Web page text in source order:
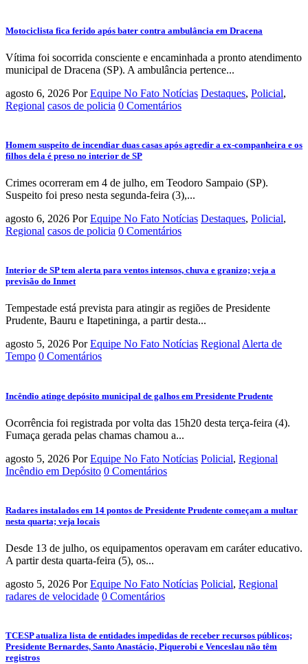
Motociclista fica ferido após bater contra ambulância em Dracena
Vítima foi socorrida consciente e encaminhada a pronto atendimento
municipal de Dracena (SP). A ambulância pertence...
agosto 6, 2026 Por Equipe No Fato Notícias Destaques, Policial,
Regional casos de policia 0 Comentários
Homem suspeito de incendiar duas casas após agredir a ex-companheira e os
filhos dela é preso no interior de SP
Crimes ocorreram em 4 de julho, em Teodoro Sampaio (SP).
Suspeito foi preso nesta segunda-feira (3),...
agosto 6, 2026 Por Equipe No Fato Notícias Destaques, Policial,
Regional casos de policia 0 Comentários
Interior de SP tem alerta para ventos intensos, chuva e granizo; veja a
previsão do Inmet
Tempestade está prevista para atingir as regiões de Presidente
Prudente, Bauru e Itapetininga, a partir desta...
agosto 5, 2026 Por Equipe No Fato Notícias RegionalAlerta de
Tempo 0 Comentários
Incêndio atinge depósito municipal de galhos em Presidente Prudente
Ocorrência foi registrada por volta das 15h20 desta terça-feira (4).
Fumaça gerada pelas chamas chamou a...
agosto 5, 2026 Por Equipe No Fato Notícias Policial, Regional
Incêndio em Depósito 0 Comentários
Radares instalados em 14 pontos de Presidente Prudente começam a multar
nesta quarta; veja locais
Desde 13 de julho, os equipamentos operavam em caráter educativo.
A partir desta quarta-feira (5), os...
agosto 5, 2026 Por Equipe No Fato Notícias Policial, Regional
radares de velocidade 0 Comentários
TCESP atualiza lista de entidades impedidas de receber recursos públicos;
Presidente Bernardes, Santo Anastácio, Piquerobi e Venceslau não têm
registros